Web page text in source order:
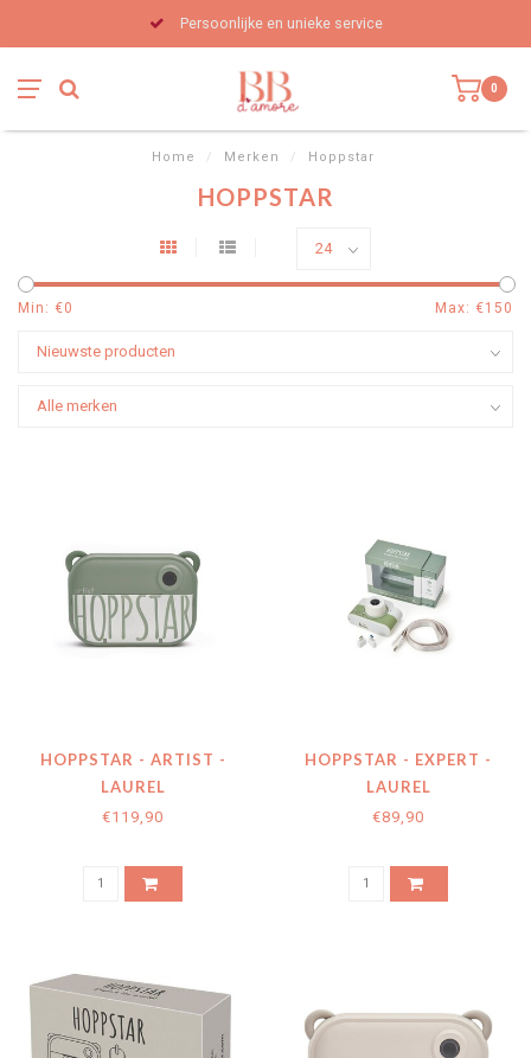
Persoonlijke en unieke service
0
Home / Merken / Hoppstar
HOPPSTAR
Min: €0 Max: €150
HOPPSTAR - ARTIST -
LAUREL
€119,90
HOPPSTAR - EXPERT -
LAUREL
€89,90